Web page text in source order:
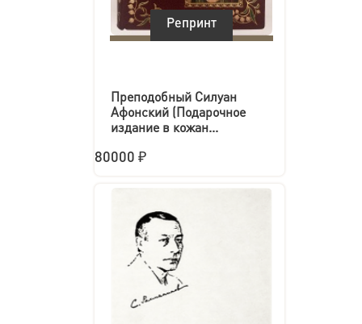
Репринт
Преподобный Силуан
Афонский (Подарочное
издание в кожан...
80000 ₽